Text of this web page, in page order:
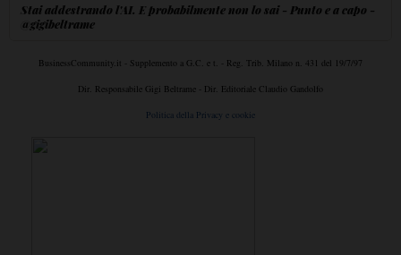
Stai addestrando l'AI. E probabilmente non lo sai - Punto e a capo -
@gigibeltrame
BusinessCommunity.it - Supplemento a G.C. e t. - Reg. Trib. Milano n. 431 del 19/7/97
Dir. Responsabile Gigi Beltrame - Dir. Editoriale Claudio Gandolfo
Politica della Privacy e cookie